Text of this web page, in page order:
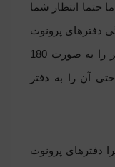
حتما انتظار شما
دفترهای پرونوت
را خریداری کنید، با خیال راحت این دفتر را به صورت 180
آن را به دفتر
دفترهای پرونوت